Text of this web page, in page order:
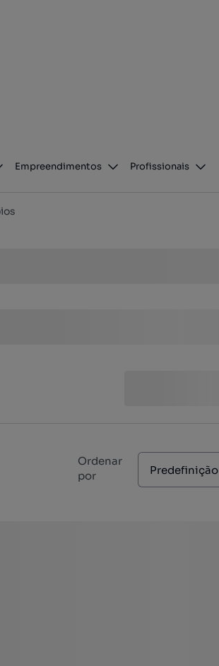
Empreendimentos Profissionais
Ordenar
por
Predefinição